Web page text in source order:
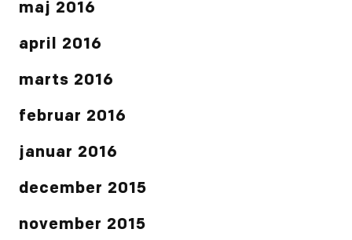
maj 2016
april 2016
marts 2016
februar 2016
januar 2016
december 2015
november 2015